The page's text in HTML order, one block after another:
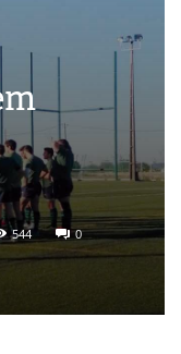
544 0